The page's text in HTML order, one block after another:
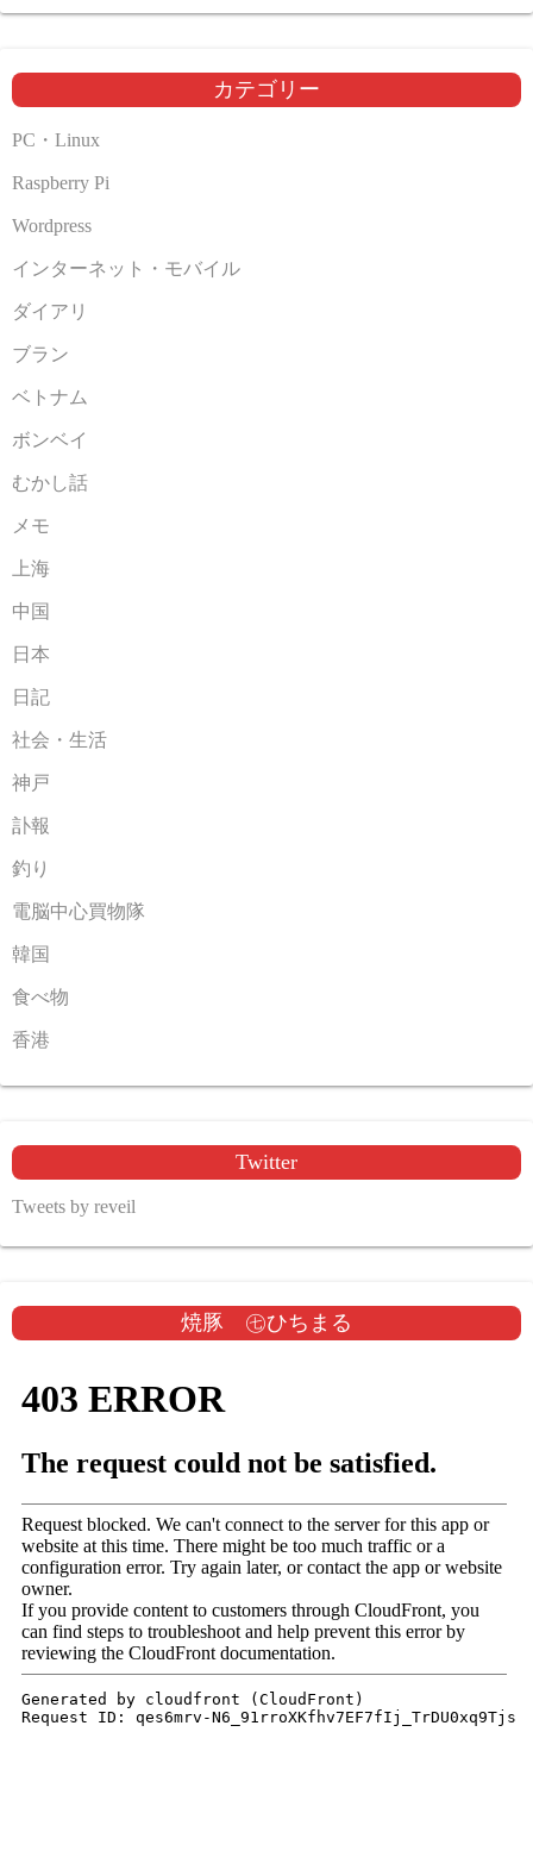
カ
ブ
カテゴリー
PC・Linux
Raspberry Pi
Wordpress
インターネット・モバイル
ダイアリ
ブラン
ベトナム
ボンベイ
むかし話
メモ
上海
中国
日本
日記
社会・生活
神戸
訃報
釣り
電脳中心買物隊
韓国
食べ物
香港
Twitter
Tweets by reveil
焼豚 ㊆ひちまる